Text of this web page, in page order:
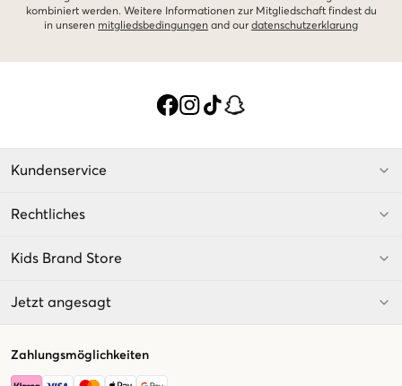
kombiniert werden. Weitere Informationen zur Mitgliedschaft findest du
in unseren mitgliedsbedingungen and our datenschutzerklarung
Kundenservice
Rechtliches
Kids Brand Store
Jetzt angesagt
Zahlungsmöglichkeiten